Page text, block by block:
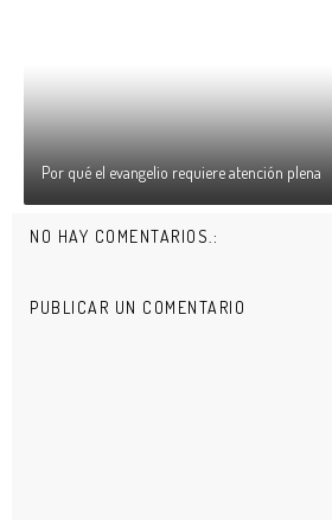
Por qué el evangelio requiere atención plena
NO HAY COMENTARIOS.:
PUBLICAR UN COMENTARIO